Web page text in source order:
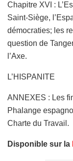
Chapitre XVI :
Saint-Siège,
démocraties; les
question de
l’Axe.
L’HISPANITE
ANNEXES : Les
Phalange
Charte du Travail.
Disponible sur la